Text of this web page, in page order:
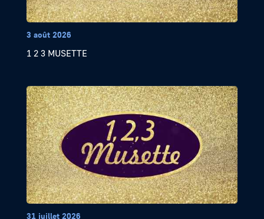
3 août 2026
1 2 3 MUSETTE
31 juillet 2026